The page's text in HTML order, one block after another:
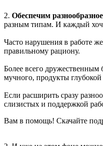
2. Обеспечим
разным типам. И каждый
Часто нарушения в работе
правильному рациону.
Более всего дружественным
мучного, продукты
Если расширить сразу
слизистых и поддержкой
Вам в помощь! Скачайте